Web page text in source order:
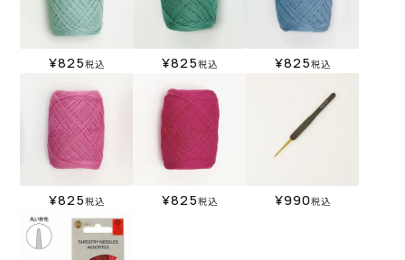
¥825税込 ¥825税込 ¥825税込
¥825税込 ¥825税込 ¥990税込